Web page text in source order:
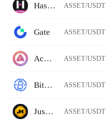
HashKey Global ASSET/USDT
Gate ASSET/USDT
Acala Swap ASSET/USDT
BitAsiaEx ASSET/USDT
Justmoney ASSET/USDT